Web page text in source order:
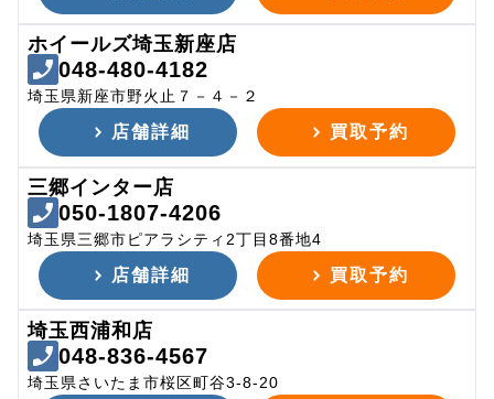
ホイールズ埼玉新座店
048-480-4182
埼玉県新座市野火止７－４－２
店舗詳細 買取予約
三郷インター店
050-1807-4206
埼玉県三郷市ピアラシティ2丁目8番地4
店舗詳細 買取予約
埼玉西浦和店
048-836-4567
埼玉県さいたま市桜区町谷3-8-20